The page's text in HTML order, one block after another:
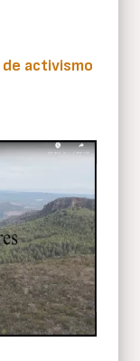
de activismo